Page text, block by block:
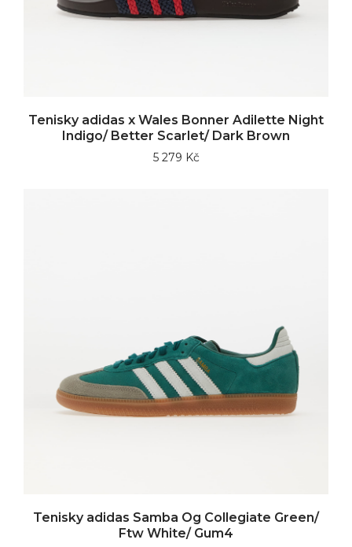
Tenisky adidas x Wales Bonner Adilette Night
Indigo/ Better Scarlet/ Dark Brown
5 279 Kč
Tenisky adidas Samba Og Collegiate Green/
Ftw White/ Gum4